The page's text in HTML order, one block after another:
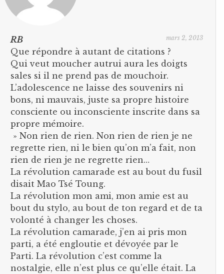
RB mars 2, 2013
Que répondre à autant de citations ?
Qui veut moucher autrui aura les doigts
sales si il ne prend pas de mouchoir.
L’adolescence ne laisse des souvenirs ni
bons, ni mauvais, juste sa propre histoire
consciente ou inconsciente inscrite dans sa
propre mémoire.
» Non rien de rien. Non rien de rien je ne
regrette rien, ni le bien qu’on m’a fait, non
rien de rien je ne regrette rien…
La révolution camarade est au bout du fusil
disait Mao Tsé Toung.
La révolution mon ami, mon amie est au
bout du stylo, au bout de ton regard et de ta
volonté à changer les choses.
La révolution camarade, j’en ai pris mon
parti, a été engloutie et dévoyée par le
Parti. La révolution c’est comme la
nostalgie, elle n’est plus ce qu’elle était. La